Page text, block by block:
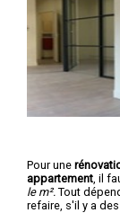
Pour une
appartement , il
le m². Tout
refaire, s'il y a